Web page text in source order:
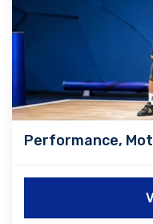
Performance,